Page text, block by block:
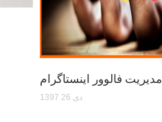
مدیریت فالوور اینستاگرام
1397 دی 26